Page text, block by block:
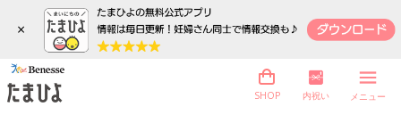
×
SHOP 内祝い メニュー